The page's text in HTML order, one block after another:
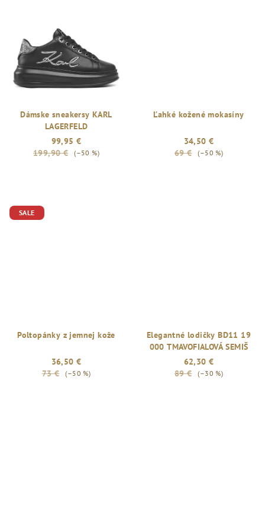
Dámske sneakersy KARL
LAGERFELD
99,95 €
199,90 €
(–50 %)
Ľahké kožené mokasíny
34,50 €
69 €
(–50 %)
SALE
Poltopánky z jemnej kože
36,50 €
73 €
(–50 %)
Elegantné lodičky BD11 19
000 TMAVOFIALOVÁ SEMIŠ
62,30 €
89 €
(–30 %)